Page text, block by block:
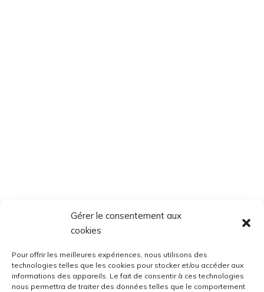
Gérer le consentement aux
cookies
Pour offrir les meilleures expériences, nous utilisons des
technologies telles que les cookies pour stocker et/ou accéder aux
informations des appareils. Le fait de consentir à ces technologies
nous permettra de traiter des données telles que le comportement